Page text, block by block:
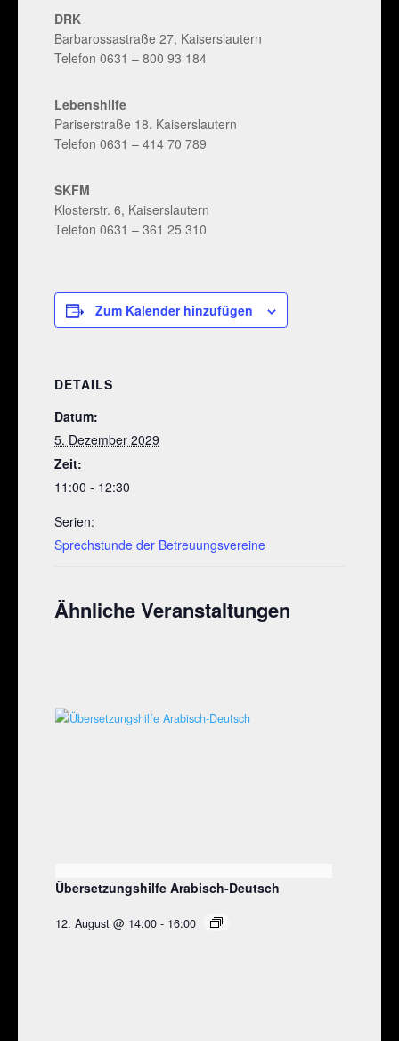
DRK
Barbarossastraße 27, Kaiserslautern
Telefon 0631 – 800 93 184
Lebenshilfe
Pariserstraße 18. Kaiserslautern
Telefon 0631 – 414 70 789
SKFM
Klosterstr. 6, Kaiserslautern
Telefon 0631 – 361 25 310
Zum Kalender hinzufügen
DETAILS
Datum:
5. Dezember 2029
Zeit:
11:00 - 12:30
Serien:
Sprechstunde der Betreuungsvereine
Ähnliche Veranstaltungen
Übersetzungshilfe Arabisch-Deutsch
12. August @ 14:00 - 16:00